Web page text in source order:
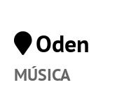
Oden
MÚSICA